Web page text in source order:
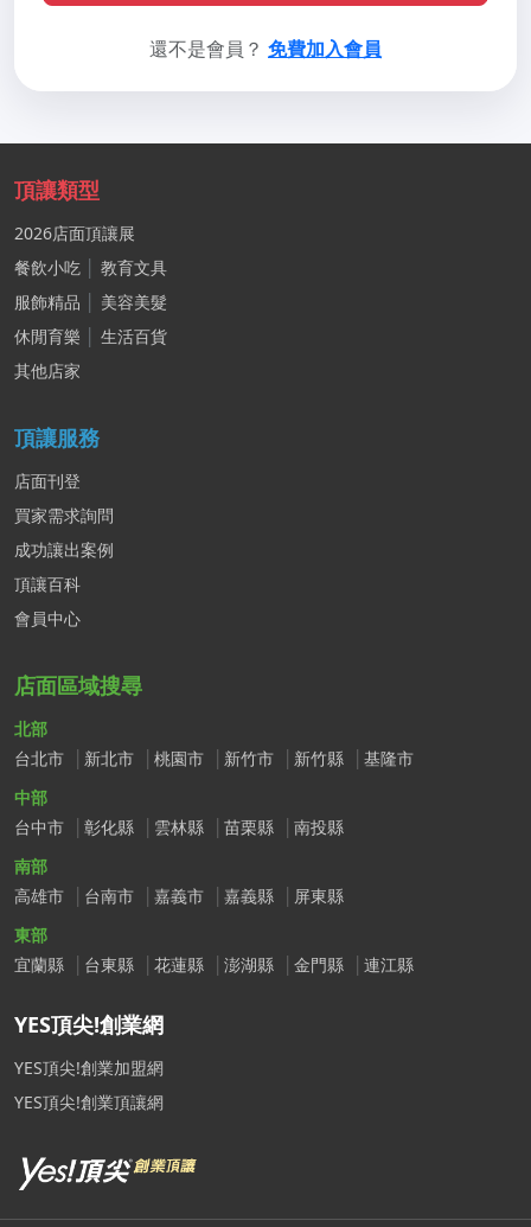
還不是會員？ 免費加入會員
頂讓類型
2026店面頂讓展
餐飲小吃
教育文具
服飾精品
美容美髮
休閒育樂
生活百貨
其他店家
頂讓服務
店面刊登
買家需求詢問
成功讓出案例
頂讓百科
會員中心
店面區域搜尋
北部
台北市
新北市 桃園市 新竹市 新竹縣
基隆市
中部
台中市
彰化縣 雲林縣 苗栗縣
南投縣
南部
高雄市
台南市 嘉義市 嘉義縣
屏東縣
東部
宜蘭縣
台東縣 花蓮縣 澎湖縣 金門縣 連江縣
YES頂尖!創業網
YES頂尖!創業加盟網
YES頂尖!創業頂讓網